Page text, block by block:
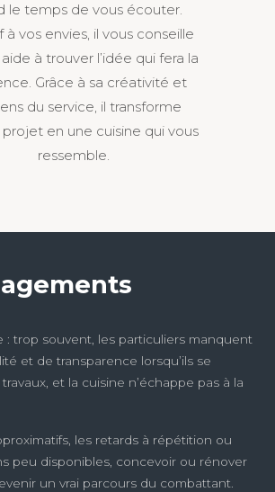
le temps de vous écouter.
vos envies, il vous conseille
à trouver l’idée qui fera la
Grâce à sa créativité et
du service, il transforme
en une cuisine qui vous
ressemble.
: trop souvent, les particuliers manquent
et de transparence lorsqu’ils se
et la cuisine n’échappe pas à la
les retards à répétition ou
peu disponibles, concevoir ou rénover
un vrai parcours du combattant.